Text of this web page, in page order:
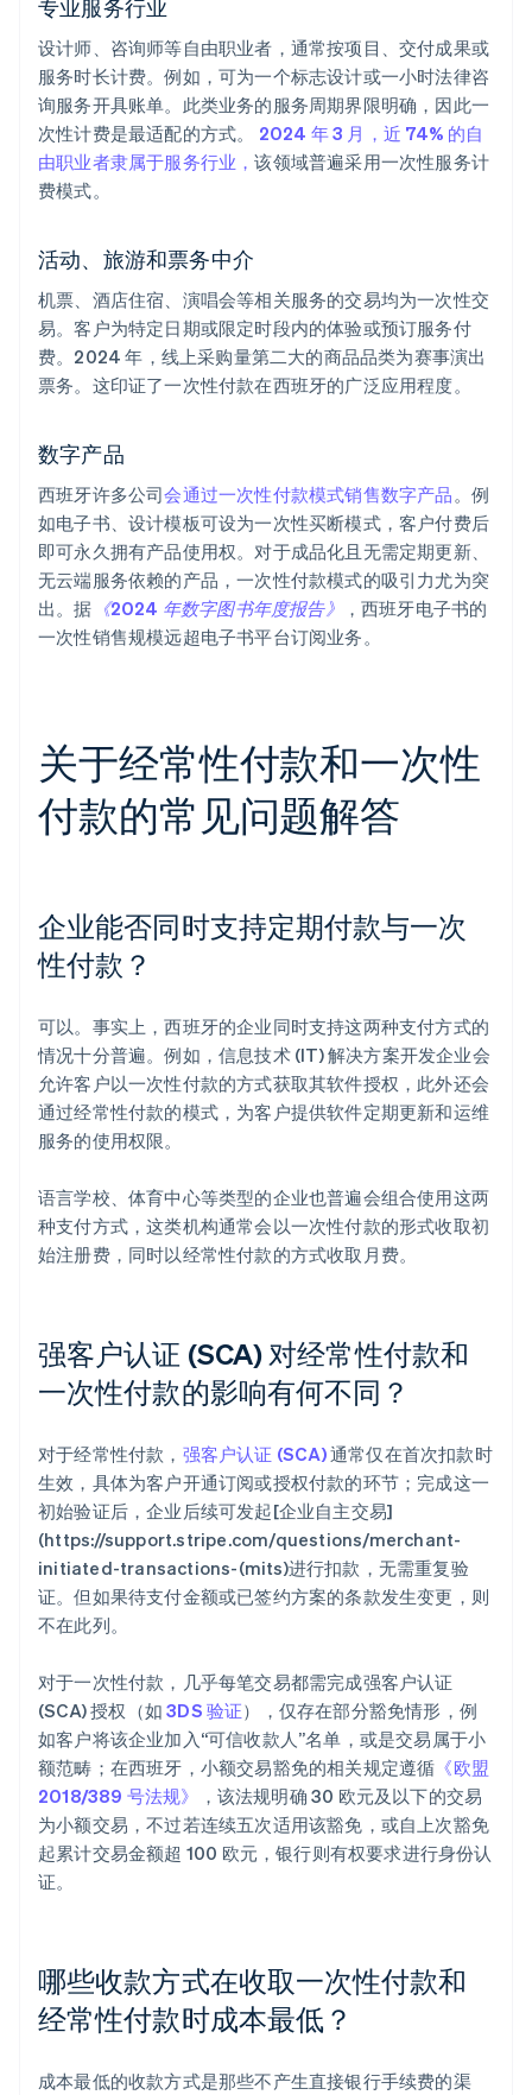
专业服务行业
设计师、咨询师等自由职业者，通常按项目、交付成果或
服务时长计费。例如，可为一个标志设计或一小时法律咨
询服务开具账单。此类业务的服务周期界限明确，因此一
次性计费是最适配的方式。 2024 年 3 月，近 74% 的自
由职业者隶属于服务行业，该领域普遍采用一次性服务计
费模式。
活动、旅游和票务中介
机票、酒店住宿、演唱会等相关服务的交易均为一次性交
易。客户为特定日期或限定时段内的体验或预订服务付
费。2024 年，线上采购量第二大的商品品类为赛事演出
票务。这印证了一次性付款在西班牙的广泛应用程度。
数字产品
西班牙许多公司会通过一次性付款模式销售数字产品。例
如电子书、设计模板可设为一次性买断模式，客户付费后
即可永久拥有产品使用权。对于成品化且无需定期更新、
无云端服务依赖的产品，一次性付款模式的吸引力尤为突
出。据 《2024 年数字图书年度报告》
，西班牙电子书的
一次性销售规模远超电子书平台订阅业务。
关于经常性付款和一次性
付款的常见问题解答
企业能否同时支持定期付款与一次
性付款？
可以。事实上，西班牙的企业同时支持这两种支付方式的
情况十分普遍。例如，信息技术 (IT) 解决方案开发企业会
允许客户以一次性付款的方式获取其软件授权，此外还会
通过经常性付款的模式，为客户提供软件定期更新和运维
服务的使用权限。
语言学校、体育中心等类型的企业也普遍会组合使用这两
种支付方式，这类机构通常会以一次性付款的形式收取初
始注册费，同时以经常性付款的方式收取月费。
强客户认证 (SCA) 对经常性付款和
一次性付款的影响有何不同？
对于经常性付款， 强客户认证 (SCA)通常仅在首次扣款时
生效，具体为客户开通订阅或授权付款的环节；完成这一
初始验证后，企业后续可发起[企业自主交易]
(https://support.stripe.com/questions/merchant-
initiated-transactions-(mits)进行扣款，无需重复验
证。但如果待支付金额或已签约方案的条款发生变更，则
不在此列。
对于一次性付款，几乎每笔交易都需完成强客户认证
(SCA) 授权（如3DS 验证），仅存在部分豁免情形，例
如客户将该企业加入“可信收款人”名单，或是交易属于小
额范畴；在西班牙，小额交易豁免的相关规定遵循 《欧盟
2018/389 号法规》
，该法规明确 30 欧元及以下的交易
为小额交易，不过若连续五次适用该豁免，或自上次豁免
起累计交易金额超 100 欧元，银行则有权要求进行身份认
证。
哪些收款方式在收取一次性付款和
经常性付款时成本最低？
成本最低的收款方式是那些不产生直接银行手续费的渠